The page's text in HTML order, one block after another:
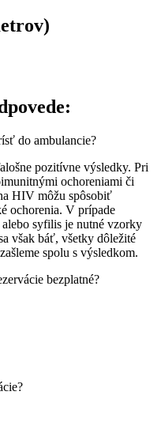
do ambulancie?
pozitívne výsledky. Pri
ochoreniami či
HIV môžu spôsobiť
ochorenia. V prípade
syfilis je nutné vzorky
však báť, všetky dôležité
spolu s výsledkom.
bezplatné?